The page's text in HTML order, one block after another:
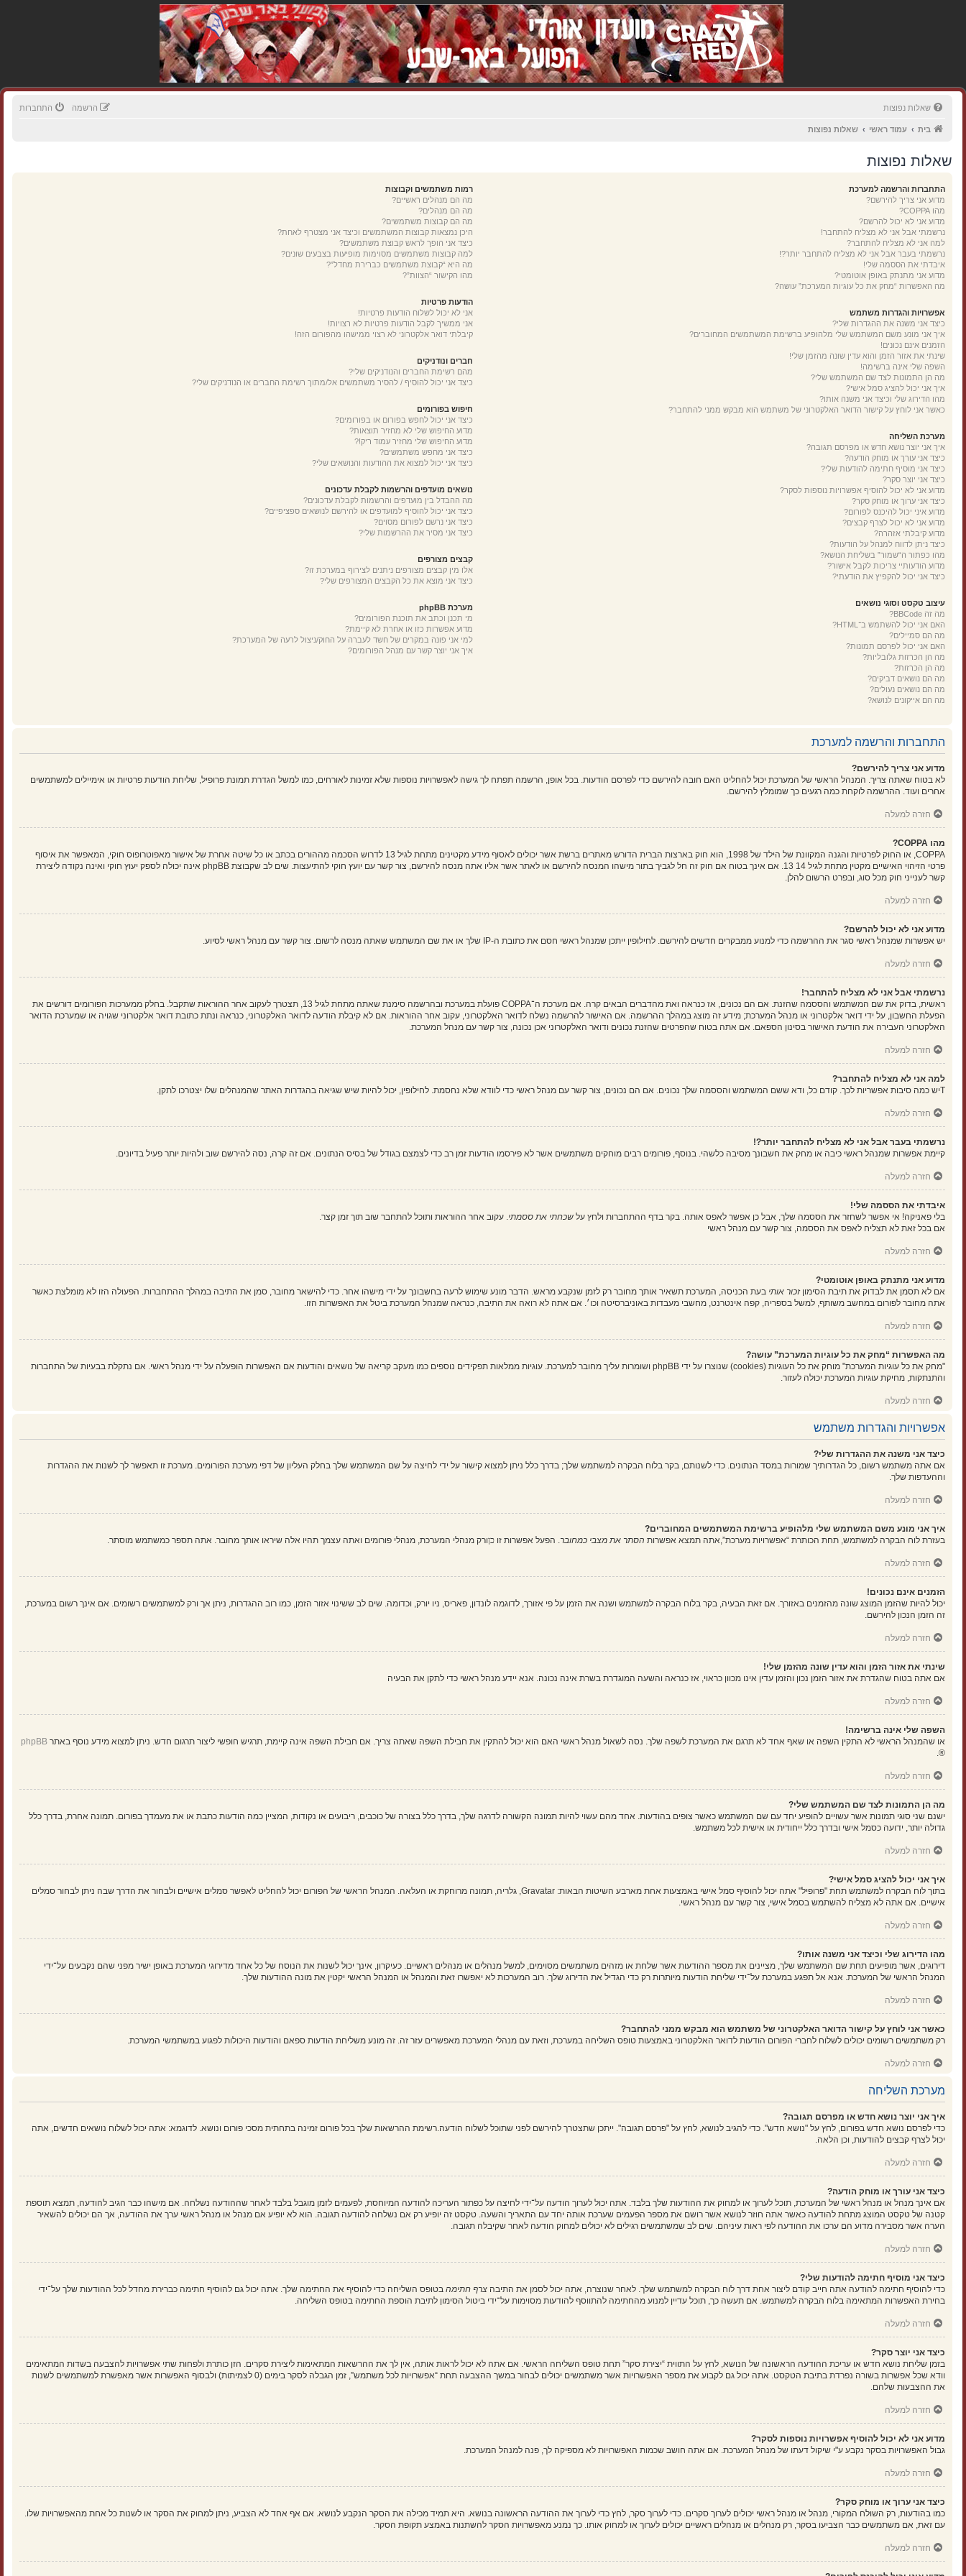
שאלות נפוצות התחברות הרשמה
בית עמוד ראשי שאלות נפוצות
שאלות נפוצות
התחברות והרשמה למערכת
מדוע אני צריך להירשם?
מהו COPPA?
מדוע אני לא יכול להרשם?
נרשמתי אבל אני לא מצליח להתחבר!
למה אני לא מצליח להתחבר?
נרשמתי בעבר אבל אני לא מצליח להתחבר יותר?!
איבדתי את הססמה שלי!
מדוע אני מתנתק באופן אוטומטי?
מה האפשרות “מחק את כל עוגיות המערכת” עושה?
אפשרויות והגדרות משתמש
כיצד אני משנה את ההגדרות שלי?
איך אני מונע משם המשתמש שלי מלהופיע ברשימת המשתמשים המחוברים?
הזמנים אינם נכונים!
שינתי את אזור הזמן והוא עדין שונה מהזמן שלי!
השפה שלי אינה ברשימה!
מה הן התמונות לצד שם המשתמש שלי?
איך אני יכול להציג סמל אישי?
מהו הדירוג שלי וכיצד אני משנה אותו?
כאשר אני לוחץ על קישור הדואר האלקטרוני של משתמש הוא מבקש ממני להתחבר?
מערכת השליחה
איך אני יוצר נושא חדש או מפרסם תגובה?
כיצד אני עורך או מוחק הודעה?
כיצד אני מוסיף חתימה להודעות שלי?
כיצד אני יוצר סקר?
מדוע אני לא יכול להוסיף אפשרויות נוספות לסקר?
כיצד אני ערוך או מוחק סקר?
מדוע איני יכול להיכנס לפורום?
מדוע אני לא יכול לצרף קבצים?
מדוע קיבלתי אזהרה?
כיצד ניתן לדווח למנהל על הודעות?
מהו כפתור ה“שמור” בשליחת הנושא?
מדוע הודעותיי צריכות לקבל אישור?
כיצד אני יכול להקפיץ את הודעתי?
עיצוב טקסט וסוגי נושאים
מה זה BBCode?
האם אני יכול להשתמש ב־HTML?
מה הם סמיילים?
האם אני יכול לפרסם תמונות?
מה הן הכרזות גלובליות?
מה הן הכרזות?
מה הם נושאים דביקים?
מה הם נושאים נעולים?
מה הם אייקונים לנושא?
רמות משתמשים וקבוצות
מה הם מנהלים ראשיים?
מה הם מנהלים?
מה הם קבוצות משתמשים?
היכן נמצאות קבוצות המשתמשים וכיצד אני מצטרף לאחת?
כיצד אני הופך לראש קבוצת משתמשים?
למה קבוצות משתמשים מסוימות מופיעות בצבעים שונים?
מה היא “קבוצת משתמשים כברירת מחדל”?
מהו הקישור “הצוות”?
הודעות פרטיות
אני לא יכול לשלוח הודעות פרטיות!
אני ממשיך לקבל הודעות פרטיות לא רצויות!
קיבלתי דואר אלקטרוני לא רצוי ממישהו מהפורום הזה!
חברים ונודניקים
מהם רשימת החברים והנודניקים שלי?
כיצד אני יכול להוסיף / להסיר משתמשים אל/מתוך רשימת החברים או הנודניקים שלי?
חיפוש בפורומים
כיצד אני יכול לחפש בפורום או בפורומים?
מדוע החיפוש שלי לא מחזיר תוצאות?
מדוע החיפוש שלי מחזיר עמוד ריק!?
כיצד אני מחפש משתמשים?
כיצד אני יכול למצוא את ההודעות והנושאים שלי?
נושאים מועדפים והרשמות לקבלת עדכונים
מה ההבדל בין מועדפים והרשמות לקבלת עדכונים?
כיצד אני יכול להוסיף למועדפים או להירשם לנושאים ספציפיים?
כיצד אני נרשם לפורום מסוים?
כיצד אני מסיר את ההרשמות שלי?
קבצים מצורפים
אלו מין קבצים מצורפים ניתנים לצירוף במערכת זו?
כיצד אני מוצא את כל הקבצים המצורפים שלי?
מערכת phpBB
מי תכנן וכתב את תוכנת הפורומים?
מדוע אפשרות כזו או אחרת לא קיימת?
למי אני פונה במקרים של חשד לעברה על החוק/ניצול לרעה של המערכת?
איך אני יוצר קשר עם מנהל הפורומים?
התחברות והרשמה למערכת
מדוע אני צריך להירשם?
לא בטוח שאתה צריך. המנהל הראשי של המערכת יכול להחליט האם חובה להירשם כדי לפרסם הודעות. בכל אופן, הרשמה תפתח לך גישה לאפשרויות נוספות שלא זמינות לאורחים, כמו למשל הגדרת תמונת פרופיל, שליחת הודעות פרטיות או אימיילים למשתמשים
אחרים ועוד. ההרשמה לוקחת כמה רגעים כך שמומלץ להירשם.
חזרה למעלה
מהו COPPA?
COPPA, או החוק לפרטיות והגנה המקוונת של הילד של 1998, הוא חוק בארצות הברית הדורש מאתרים ברשת אשר יכולים לאסוף מידע מקטינים מתחת לגיל 13 לדרוש הסכמה מההורים בכתב או כל שיטה אחרת של אישור מאפוטרופוס חוקי, המאפשר את איסוף
פרטי הזיהוי האישיים מקטין מתחת לגיל 14 13. אם אינך בטוח אם חוק זה חל לגביך בתור מישהו המנסה להירשם או לאתר אשר אליו אתה מנסה להירשם, צור קשר עם יועץ חוקי להתיעצות. שים לב שקבוצת phpBB אינה יכולה לספק יעוץ חוקי ואינה נקודה ליצירת
קשר לענייני חוק מכל סוג, ובפרט הרשום להלן.
חזרה למעלה
מדוע אני לא יכול להרשם?
יש אפשרות שמנהל ראשי סגר את ההרשמה כדי למנוע ממבקרים חדשים להירשם. לחילופין ייתכן שמנהל ראשי חסם את כתובת ה-IP שלך או את שם המשתמש שאתה מנסה לרשום. צור קשר עם מנהל ראשי לסיוע.
חזרה למעלה
נרשמתי אבל אני לא מצליח להתחבר!
ראשית, בדוק את שם המשתמש והססמה שהזנת. אם הם נכונים, אז כנראה ואת מהדברים הבאים קרה. אם מערכת ה־COPPA פועלת במערכת ובהרשמה סימנת שאתה מתחת לגיל 13, תצטרך לעקוב אחר ההוראות שתקבל. בחלק ממערכות הפורומים דורשים את
הפעלת החשבון, על ידי דואר אלקטרוני או מנהל המערכת; מידע זה מוצג במהלך ההרשמה. אם האישור להרשמה נשלח לדואר האלקטרוני, עקוב אחר ההוראות. אם לא קיבלת הודעה לדואר האלקטרוני, כנראה ונתת כתובת דואר אלקטרוני שגויה או שמערכת הדואר
האלקטרוני העבירה את הודעת האישור בסינון הספאם. אם אתה בטוח שהפרטים שהזנת נכונים ודואר האלקטרוני אכן נכונה, צור קשר עם מנהל המערכת.
חזרה למעלה
למה אני לא מצליח להתחבר?
Tיש כמה סיבות אפשריות לכך. קודם כל, ודא ששם המשתמש והססמה שלך נכונים. אם הם נכונים, צור קשר עם מנהל ראשי כדי לוודא שלא נחסמת. לחילופין, יכול להיות שיש שגיאה בהגדרות האתר שהמנהלים שלו יצטרכו לתקן.
חזרה למעלה
נרשמתי בעבר אבל אני לא מצליח להתחבר יותר?!
קיימת אפשרות שמנהל ראשי כיבה או מחק את חשבונך מסיבה כלשהי. בנוסף, פורומים רבים מוחקים משתמשים אשר לא פירסמו הודעות זמן רב כדי לצמצם בגודל של בסיס הנתונים. אם זה קרה, נסה להירשם שוב ולהיות יותר פעיל בדיונים.
חזרה למעלה
איבדתי את הססמה שלי!
בלי פאניקה! אי אפשר לשחזר את הססמה שלך, אבל כן אפשר לאפס אותה. בקר בדף ההתחברות ולחץ על שכחתי את ססמתי. עקוב אחר ההוראות ותוכל להתחבר שוב תוך זמן קצר.
אם בכל זאת לא תצליח לאפס את הססמה, צור קשר עם מנהל ראשי
חזרה למעלה
מדוע אני מתנתק באופן אוטומטי?
אם לא תסמן את לבדוק את תיבת הסימוןזכור אותי בעת הכניסה, המערכת תשאיר אותך מחובר רק לזמן שנקבע מראש. הדבר מונע שימוש לרעה בחשבונך על ידי מישהו אחר. כדי להישאר מחובר, סמן את התיבה במהלך ההתחברות. הפעולה הזו לא מומלצת כאשר
אתה מחובר לפורום במחשב משותף, למשל בספריה, קפה אינטרנט, מחשבי מעבדות באוניברסיטה וכו׳. אם אתה לא רואה את התיבה, כנראה שמנהל המערכת ביטל את האפשרות הזו.
חזרה למעלה
מה האפשרות “מחק את כל עוגיות המערכת” עושה?
"מחק את כל עוגיות המערכת" מוחק את כל העוגיות (cookies) שנוצרו על ידי phpBB ושומרות עליך מחובר למערכת. עוגיות ממלאות תפקידים נוספים כמו מעקב קריאה של נושאים והודעות אם האפשרות הופעלה על ידי מנהל ראשי. אם נתקלת בבעיות של התחברות
והתנתקות, מחיקת עוגיות המערכת יכולה לעזור.
חזרה למעלה
אפשרויות והגדרות משתמש
כיצד אני משנה את ההגדרות שלי?
אם אתה משתמש רשום, כל הגדרותיך שמורות במסד הנתונים. כדי לשנותם, בקר בלוח הבקרה למשתמש שלך; בדרך כלל ניתן למצוא קישור על ידי לחיצה על שם המשתמש שלך בחלק העליון של דפי מערכת הפורומים. מערכת זו תאפשר לך לשנות את ההגדרות
וההעדפות שלך.
חזרה למעלה
איך אני מונע משם המשתמש שלי מלהופיע ברשימת המשתמשים המחוברים?
בעזרת לוח הבקרה למשתמש, תחת הכותרת “אפשרויות מערכת”,אתה תמצא אפשרות הסתר את מצבי כמחובר. הפעל אפשרות זו כןורק מנהלי המערכת, מנהלי פורומים ואתה עצמך תהיו אלה שיראו אותך מחובר. אתה תספר כמשתמש מוסתר.
חזרה למעלה
הזמנים אינם נכונים!
יכול להיות שהזמן המוצג שונה מהזמנים באזורך. אם זאת הבעיה, בקר בלוח הבקרה למשתמש ושנה את הזמן על פי אזורך, לדוגמה לונדון, פאריס, ניו יורק, וכדומה. שים לב ששינוי אזור הזמן, כמו רוב ההגדרות, ניתן אך ורק למשתמשים רשומים. אם אינך רשום במערכת,
זה הזמן הנכון להירשם.
חזרה למעלה
שינתי את אזור הזמן והוא עדין שונה מהזמן שלי!
אם אתה בטוח שהגדרת את אזור הזמן נכון והזמן עדין אינו מכוון כראוי, אז כנראה והשעה המוגדרת בשרת אינה נכונה. אנא יידע מנהל ראשי כדי לתקן את הבעיה
חזרה למעלה
השפה שלי אינה ברשימה!
או שהמנהל הראשי לא התקין השפה או שאף אחד לא תרגם את המערכת לשפה שלך. נסה לשאול מנהל ראשי האם הוא יכול להתקין את חבילת השפה שאתה צריך. אם חבילת השפה אינה קיימת, תרגיש חופשי ליצור תרגום חדש. ניתן למצוא מידע נוסף באתר phpBB
®.
חזרה למעלה
מה הן התמונות לצד שם המשתמש שלי?
ישנם שני סוגי תמונות אשר עשויים להופיע יחד עם שם המשתמש כאשר צופים בהודעות. אחד מהם עשוי להיות תמונה הקשורה לדרגה שלך, בדרך כלל בצורה של כוכבים, ריבועים או נקודות, המציין כמה הודעות כתבת או את מעמדך בפורום. תמונה אחרת, בדרך כלל
גדולה יותר, ידועה כסמל אישי ובדרך כלל ייחודית או אישית לכל משתמש.
חזרה למעלה
איך אני יכול להציג סמל אישי?
בתוך לוח הבקרה למשתמש תחת "פרופיל" אתה יכול להוסיף סמל אישי באמצעות אחת מארבע השיטות הבאות: Gravatar, גלריה, תמונה מרוחקת או העלאה. המנהל הראשי של הפורום יכול להחליט לאפשר סמלים אישיים ולבחור את הדרך שבה ניתן לבחור סמלים
אישיים. אם אתה לא מצליח להשתמש בסמל אישי, צור קשר עם מנהל ראשי.
חזרה למעלה
מהו הדירוג שלי וכיצד אני משנה אותו?
דירוגים, אשר מופיעים תחת שם המשתמש שלך, מציינים את מספר ההודעות אשר שלחת או מזהים משתמשים מסוימים, למשל מנהלים או מנהלים ראשיים. כעיקרון, אינך יכול לשנות את הנוסח של כל אחד מדירוגי המערכת באופן ישיר מפני שהם נקבעים על־ידי
המנהל הראשי של המערכת. אנא אל תפגע במערכת על־ידי שליחת הודעות מיותרות רק כדי הגדיל את הדירוג שלך. רוב המערכות לא יאפשרו זאת והמנהל או המנהל הראשי יקטין את מונה ההודעות שלך.
חזרה למעלה
כאשר אני לוחץ על קישור הדואר האלקטרוני של משתמש הוא מבקש ממני להתחבר?
רק משתמשים רשומים יכולים לשלוח לחברי הפורום הודעות לדואר האלקטרוני באמצעות טופס השליחה במערכת, וזאת עם מנהלי המערכת מאפשרים עזר זה. זה מונע משליחת הודעות ספאם והודעות היכולות לפגוע במשתמשי המערכת.
חזרה למעלה
מערכת השליחה
איך אני יוצר נושא חדש או מפרסם תגובה?
כדי לפרסם נושא חדש בפורום, לחץ על "נושא חדש". כדי להגיב לנושא, לחץ על "פרסם תגובה". ייתכן שתצטרך להירשם לפני שתוכל לשלוח הודעה.רשימת ההרשאות שלך בכל פורום זמינה בתחתית מסכי פורום ונושא. לדוגמא: אתה יכול לשלוח נושאים חדשים, אתה
יכול לצרף קבצים להודעות, וכן הלאה.
חזרה למעלה
כיצד אני עורך או מוחק הודעה?
אם אינך מנהל או מנהל ראשי של המערכת, תוכל לערוך או למחוק את ההודעות שלך בלבד. אתה יכול לערוך הודעה על־ידי לחיצה על כפתור העריכה להודעה המיוחסת, לפעמים לזמן מוגבל בלבד לאחר שההודעה נשלחה. אם מישהו כבר הגיב להודעה, תמצא תוספת
קטנה של טקסט המוצג מתחת להודעה כאשר אתה חוזר לנושא אשר רושם את מספר הפעמים שערכת אותה יחד עם התאריך והשעה. טקסט זה יופיע רק אם נשלחה להודעה תגובה. הוא לא יופיע אם מנהל או מנהל ראשי ערך את ההודעה, אך הם יכולים להשאיר
הערה אשר מסבירה מדוע הם ערכו את ההודעה לפי ראות עיניהם. שים לב שמשתמשים רגילים לא יכולים למחוק הודעה לאחר שקיבלה תגובה.
חזרה למעלה
כיצד אני מוסיף חתימה להודעות שלי?
כדי להוסיף חתימה להודעה אתה חייב קודם ליצור אחת דרך לוח הבקרה למשתמש שלך. לאחר שנוצרה, אתה יכול לסמן את התיבה צרף חתימה בטופס השליחה כדי להוסיף את החתימה שלך. אתה יכול גם להוסיף חתימה כברירת מחדל לכל ההודעות שלך על־ידי
בחירת האפשרות המתאימה בלוח הבקרה למשתמש. אם תעשה כך, תוכל עדיין למנוע מהחתימה להתווסף להודעות מסוימות על־ידי ביטול הסימון לתיבת הוספת החתימה בטופס השליחה.
חזרה למעלה
כיצד אני יוצר סקר?
בזמן שליחת נושא חדש או עריכת ההודעה הראשונה של הנושא, לחץ על התווית “יצירת סקר” תחת טופס השליחה הראשי. אם אתה לא יכול לראות אותה, אין לך את ההרשאות המתאימות ליצירת סקרים. הזן כותרת ולפחות שתי אפשרויות להצבעה בשדות המתאימים
וודא שכל אפשרות בשורה נפרדת בתיבת הטקסט. אתה יכול גם לקבוע את מספר האפשרויות אשר משתמשים יכולים לבחור במשך ההצבעה תחת “אפשרויות לכל משתמש”, זמן הגבלה לסקר בימים (0 לצמיתות) ולבסוף האפשרות אשר מאפשרת למשתמשים לשנות
את ההצבעות שלהם.
חזרה למעלה
מדוע אני לא יכול להוסיף אפשרויות נוספות לסקר?
גבול האפשרויות בסקר נקבע ע"י שיקול דעתו של מנהל המערכת. אם אתה חושב שכמות האפשרויות לא מספיקה לך, פנה למנהל המערכת.
חזרה למעלה
כיצד אני ערוך או מוחק סקר?
כמו בהודעות, רק השולח המקורי, מנהל או מנהל ראשי יכולים לערוך סקרים. כדי לערוך סקר, לחץ כדי לערוך את ההודעה הראשונה בנושא. היא תמיד מכילה את הסקר הנקבע לנושא. אם אף אחד לא הצביע, ניתן למחוק את הסקר או לשנות כל אחת מהאפשרויות שלו.
עם זאת, אם משתמשים כבר הצביעו בסקר, רק מנהלים או מנהלים ראשיים יכולים לערוך או למחוק אותו. כך נמנע מאפשרויות הסקר להשתנות באמצע תקופת הסקר.
חזרה למעלה